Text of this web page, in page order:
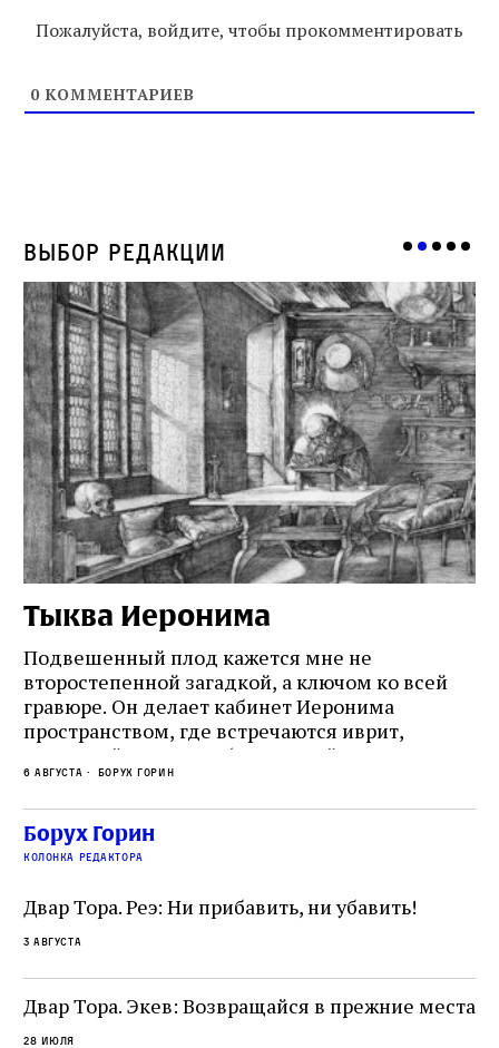
Пожалуйста, войдите, чтобы прокомментировать
0 КОММЕНТАРИЕВ
Выбор редакции
Тыква Иеронима
Подвешенный плод кажется мне не
второстепенной загадкой, а ключом ко всей
гравюре. Он делает кабинет Иеронима
пространством, где встречаются иврит,
греческий и латынь; буквальный смысл и
церковная традиция; филологическая
точность и понятность; переводчик,
убеждённый в необходимости исправления, и
читатель, воспринимающий исправление как
не просто покровитель переводчиков,
окружённый книгами. Перед нами человек,
одно решение которого вызвало возмущение
целой общины и стало частью многовекового
спора о том, кому принадлежит последнее
слово в переводе Библии
6 августа Борух Горин
Борух Горин
колонка редактора
Двар Тора. Реэ: Ни прибавить, ни убавить!
3 августа
Двар Тора. Экев: Возвращайся в прежние места
28 июля